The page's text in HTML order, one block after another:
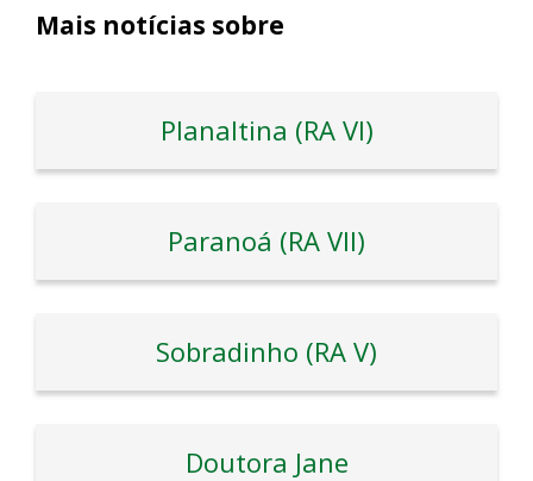
Mais notícias sobre
Planaltina (RA VI)
Paranoá (RA VII)
Sobradinho (RA V)
Doutora Jane